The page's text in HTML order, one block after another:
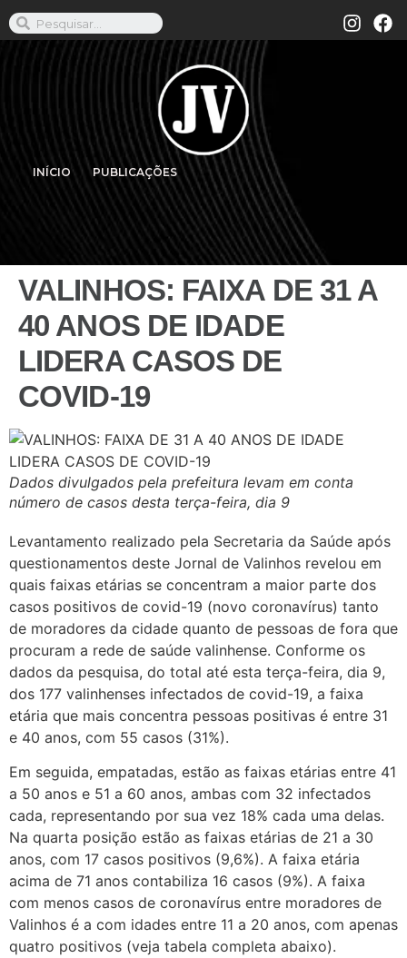
INÍCIO PUBLICAÇÕES
VALINHOS: FAIXA DE 31 A
40 ANOS DE IDADE
LIDERA CASOS DE
COVID-19
Dados divulgados pela prefeitura levam em conta
número de casos desta terça-feira, dia 9
Levantamento realizado pela Secretaria da Saúde após
questionamentos deste Jornal de Valinhos revelou em
quais faixas etárias se concentram a maior parte dos
casos positivos de covid-19 (novo coronavírus) tanto
de moradores da cidade quanto de pessoas de fora que
procuram a rede de saúde valinhense. Conforme os
dados da pesquisa, do total até esta terça-feira, dia 9,
dos 177 valinhenses infectados de covid-19, a faixa
etária que mais concentra pessoas positivas é entre 31
e 40 anos, com 55 casos (31%).
Em seguida, empatadas, estão as faixas etárias entre 41
a 50 anos e 51 a 60 anos, ambas com 32 infectados
cada, representando por sua vez 18% cada uma delas.
Na quarta posição estão as faixas etárias de 21 a 30
anos, com 17 casos positivos (9,6%). A faixa etária
acima de 71 anos contabiliza 16 casos (9%). A faixa
com menos casos de coronavírus entre moradores de
Valinhos é a com idades entre 11 a 20 anos, com apenas
quatro positivos (veja tabela completa abaixo).